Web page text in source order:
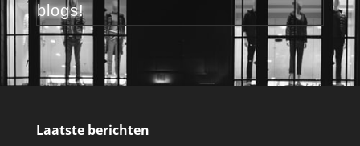
blogs!
Laatste berichten